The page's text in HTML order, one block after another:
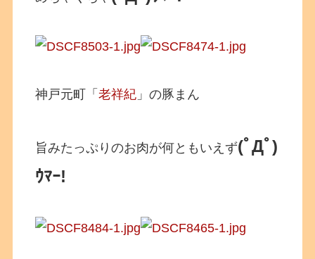
神戸元町「老祥紀 」の豚まん
旨みたっぷりのお肉が何ともいえず(ﾟДﾟ)
ｳﾏｰ!